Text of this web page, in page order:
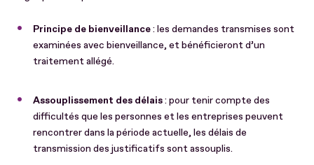
Principe de bienveillance: les demandes transmises sont
examinées avec bienveillance, et bénéficieront d’un
traitement allégé.
Assouplissement des délais: pour tenir compte des
difficultés que les personnes et les entreprises peuvent
rencontrer dans la période actuelle, les délais de
transmission des justificatifs sont assouplis.